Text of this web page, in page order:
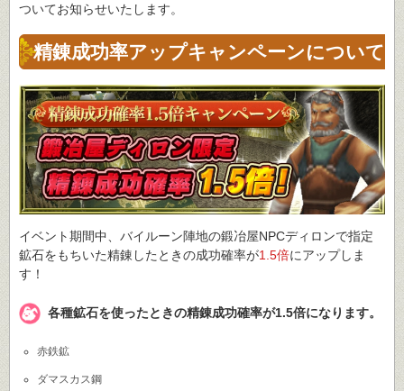
ついてお知らせいたします。
精錬成功率アップキャンペーンについて
イベント期間中、バイルーン陣地の鍛冶屋NPCディロンで指定
鉱石をもちいた精錬したときの成功確率が1.5倍にアップしま
す！
各種鉱石を使ったときの精錬成功確率が1.5倍になります。
赤鉄鉱
ダマスカス鋼